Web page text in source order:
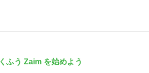
くふう Zaim を始めよう